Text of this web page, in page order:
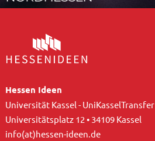
Hessen Ideen
Universität Kassel - UniKasselTransfer
Universitätsplatz 12 • 34109 Kassel
info(at)hessen-ideen.de